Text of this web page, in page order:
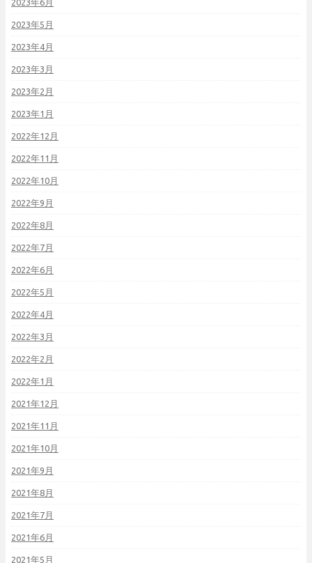
2023年6月
2023年5月
2023年4月
2023年3月
2023年2月
2023年1月
2022年12月
2022年11月
2022年10月
2022年9月
2022年8月
2022年7月
2022年6月
2022年5月
2022年4月
2022年3月
2022年2月
2022年1月
2021年12月
2021年11月
2021年10月
2021年9月
2021年8月
2021年7月
2021年6月
2021年5月